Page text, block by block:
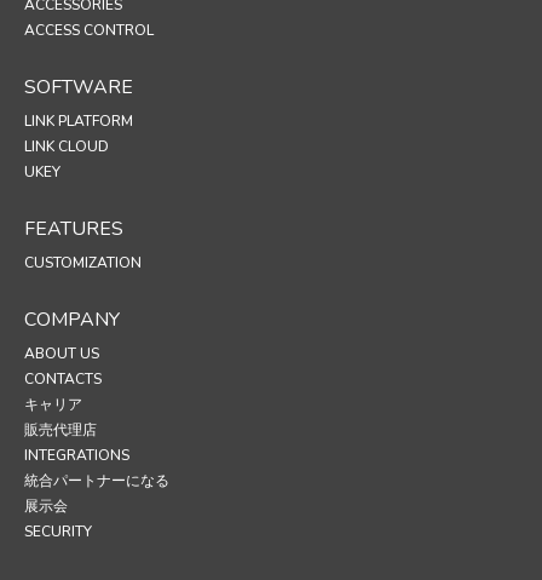
ACCESSORIES
ACCESS CONTROL
SOFTWARE
LINK PLATFORM
LINK CLOUD
UKEY
FEATURES
CUSTOMIZATION
COMPANY
ABOUT US
CONTACTS
キャリア
販売代理店
INTEGRATIONS
統合パートナーになる
展示会
SECURITY